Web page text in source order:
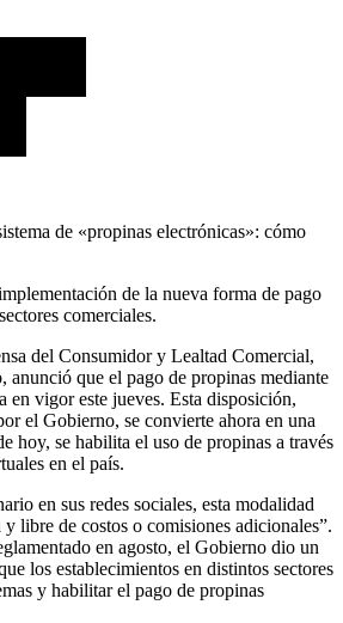
de la nueva forma de pago
comerciales.
del Consumidor y Lealtad Comercial,
que el pago de propinas mediante
en vigor este jueves. Esta disposición,
el Gobierno, se convierte ahora en una
hoy, se habilita el uso de propinas a través
en el país.
en sus redes sociales, esta modalidad
y libre de costos o comisiones adicionales”.
en agosto, el Gobierno dio un
los establecimientos en distintos sectores
y habilitar el pago de propinas